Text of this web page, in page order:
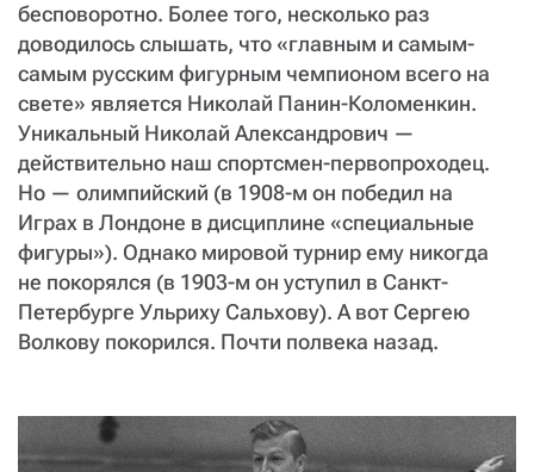
бесповоротно. Более того, несколько раз
доводилось слышать, что «главным и самым-
самым русским фигурным чемпионом всего на
свете» является Николай Панин-Коломенкин.
Уникальный Николай Александрович —
действительно наш спортсмен-первопроходец.
Но — олимпийский (в 1908-м он победил на
Играх в Лондоне в дисциплине «специальные
фигуры»). Однако мировой турнир ему никогда
не покорялся (в 1903-м он уступил в Санкт-
Петербурге Ульриху Сальхову). А вот Сергею
Волкову покорился. Почти полвека назад.